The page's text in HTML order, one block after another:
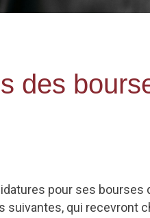
des
pour ses bourses
qui recevront